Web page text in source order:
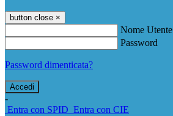
button close ×
Nome Utente
Password
Password dimenticata?
-
Entra con SPID Entra con CIE